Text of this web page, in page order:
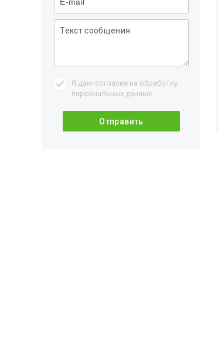
Я даю согласие на обработку
персональных данных